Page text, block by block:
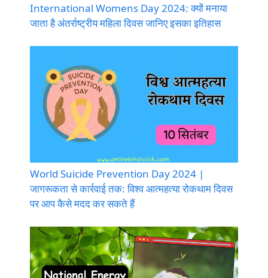
International Womens Day 2024: क्यों मनाया
जाता है अंतर्राष्ट्रीय महिला दिवस जानिए इसका इतिहास
World Suicide Prevention Day 2024 |
जागरूकता से कार्रवाई तक: विश्व आत्महत्या रोकथाम दिवस
पर आप कैसे मदद कर सकते हैं